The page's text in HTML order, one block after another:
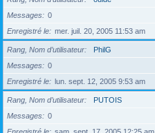
Messages
0
Enregistré le
mer. juil. 20, 2005 11:53 am
Rang, Nom d’utilisateur
PhilG
Messages
0
Enregistré le
lun. sept. 12, 2005 9:53 am
Rang, Nom d’utilisateur
PUTOIS
Messages
0